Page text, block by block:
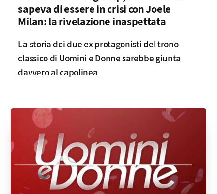
sapeva di essere in crisi con Joele
Milan: la rivelazione inaspettata
La storia dei due ex protagonisti del trono
classico di Uomini e Donne sarebbe giunta
davvero al capolinea